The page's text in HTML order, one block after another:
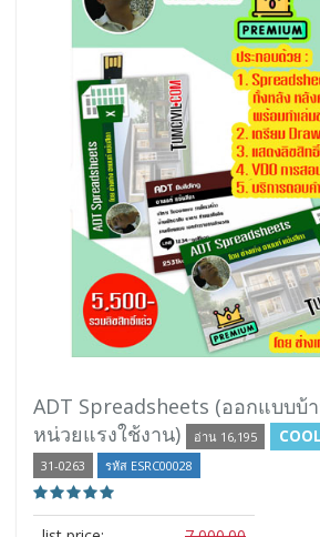
ADT Spreadsheets (ออกแบบบ้
หน่วยแรงใช้งาน)
อ่าน 16,195 COOL
31-0263 รหัส ESRC00028